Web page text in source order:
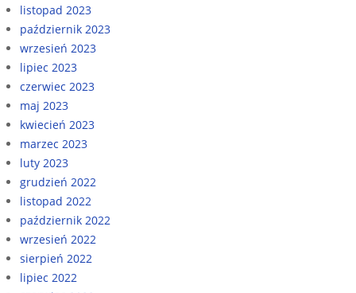
listopad 2023
październik 2023
wrzesień 2023
lipiec 2023
czerwiec 2023
maj 2023
kwiecień 2023
marzec 2023
luty 2023
grudzień 2022
listopad 2022
październik 2022
wrzesień 2022
sierpień 2022
lipiec 2022